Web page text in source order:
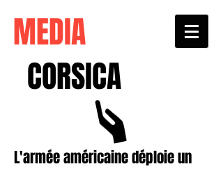
MEDIA
CORSICA
L'armée américaine déploie un